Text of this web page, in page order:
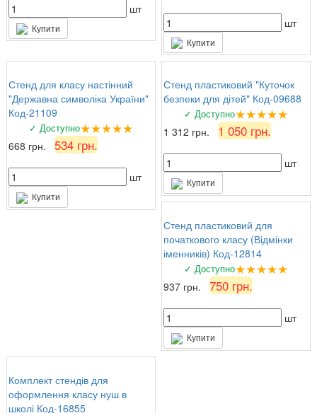
шт
Купити шт
Купити
Стенд для класу настінний
"Державна символіка України"
Код-21109
✓ Доступно★★★★★
668 грн. 534 грн.
шт
Купити
Стенд пластиковий "Куточок
безпеки для дітей" Код-09688
✓ Доступно★★★★★
1 312 грн. 1 050 грн.
шт
Купити
Стенд пластиковий для
початкового класу (Відмінки
іменників) Код-12814
✓ Доступно★★★★★
937 грн. 750 грн.
шт
Купити
Комплект стендів для
оформлення класу нуш в
школі Код-16855